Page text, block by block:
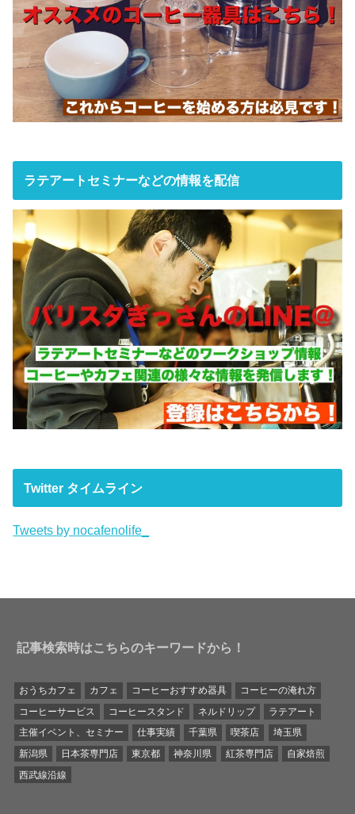
ラテアートセミナーなどの情報を配信
Twitter タイムライン
Tweets by nocafenolife_
記事検索時はこちらのキーワードから！
おうちカフェ カフェ コーヒーおすすめ器具
コーヒーの淹れ方
コーヒーサービス
コーヒースタンド ネルドリップ
ラテアート
主催イベント、セミナー
仕事実績 千葉県 喫茶店
埼玉県
新潟県
日本茶専門店 東京都 神奈川県 紅茶専門店
自家焙煎
西武線沿線